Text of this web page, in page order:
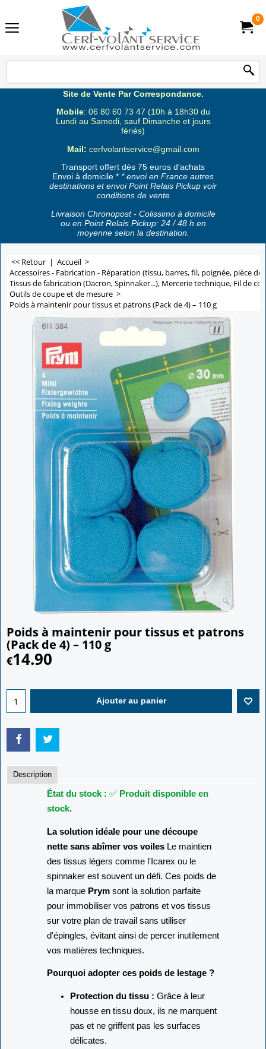
0
Site de Vente Par Correspondance.
Mobile: 06 80 60 73 47 (10h à 18h30 du
Lundi au Samedi, sauf Dimanche et jours
fériés)
Mail: cerfvolantservice@gmail.com
Transport offert dès 75 euros d'achats
Envoi à domicile * * envoi en France autres
destinations et envoi Point Relais Pickup voir
conditions de vente
Livraison Chronopost - Colissimo à domicile
ou en Point Relais Pickup: 24 / 48 h en
moyenne selon la destination.
<< Retour | Accueil >
Accessoires - Fabrication - Réparation (tissu, barres, fil, poignée, pièce de
Tissus de fabrication (Dacron, Spinnaker...), Mercerie technique, Fil de
Outils de coupe et de mesure >
Poids à maintenir pour tissus et patrons (Pack de 4) – 110 g
Poids à maintenir pour tissus et patrons
(Pack de 4) – 110 g
€14.90
Ajouter au panier
Description
État du stock : ✅ Produit disponible en
stock.
La solution idéale pour une découpe
nette sans abîmer vos voiles Le maintien
des tissus légers comme l'Icarex ou le
spinnaker est souvent un défi. Ces poids de
la marque Prym sont la solution parfaite
pour immobiliser vos patrons et vos tissus
sur votre plan de travail sans utiliser
d'épingles, évitant ainsi de percer inutilement
vos matières techniques.
Pourquoi adopter ces poids de lestage ?
Protection du tissu : Grâce à leur
housse en tissu doux, ils ne marquent
pas et ne griffent pas les surfaces
délicates.